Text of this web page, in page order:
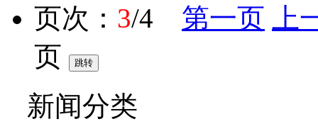
页次： 3/4 第一页
上
页
新闻分类